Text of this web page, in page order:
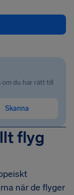
du har rätt till
Skanna
flyg
när de flyger